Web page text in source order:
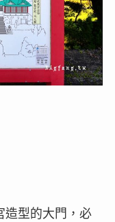
造型的大門，必